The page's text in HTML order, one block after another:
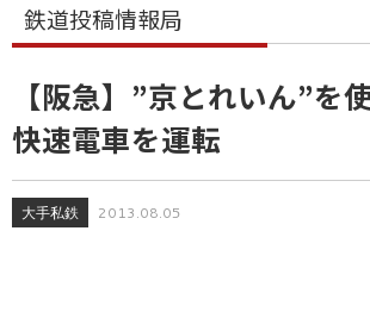
鉄道投稿情報局
【阪急】”京とれいん”を
快速電車を運転
大手私鉄 2013.08.05